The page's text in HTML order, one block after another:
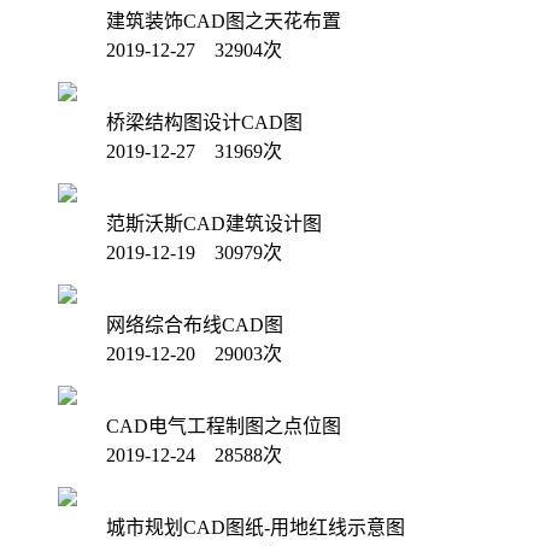
建筑装饰CAD图之天花布置
2019-12-27 32904次
桥梁结构图设计CAD图
2019-12-27 31969次
范斯沃斯CAD建筑设计图
2019-12-19 30979次
网络综合布线CAD图
2019-12-20 29003次
CAD电气工程制图之点位图
2019-12-24 28588次
城市规划CAD图纸-用地红线示意图